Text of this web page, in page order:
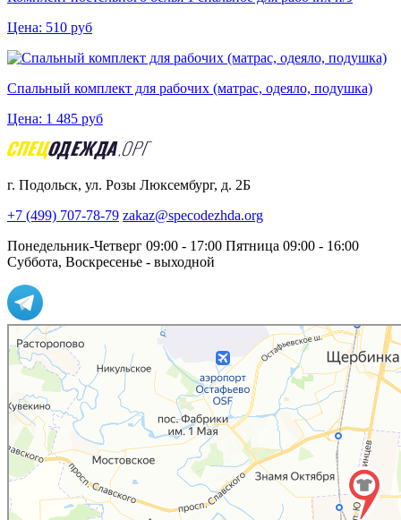
Цена: 510 руб
Спальный комплект для рабочих (матрас, одеяло, подушка)
Цена: 1 485 руб
г. Подольск, ул. Розы Люксембург, д. 2Б
+7 (499) 707-78-79 zakaz@specodezhda.org
Понедельник-Четверг 09:00 - 17:00 Пятница 09:00 - 16:00
Суббота, Воскресенье - выходной